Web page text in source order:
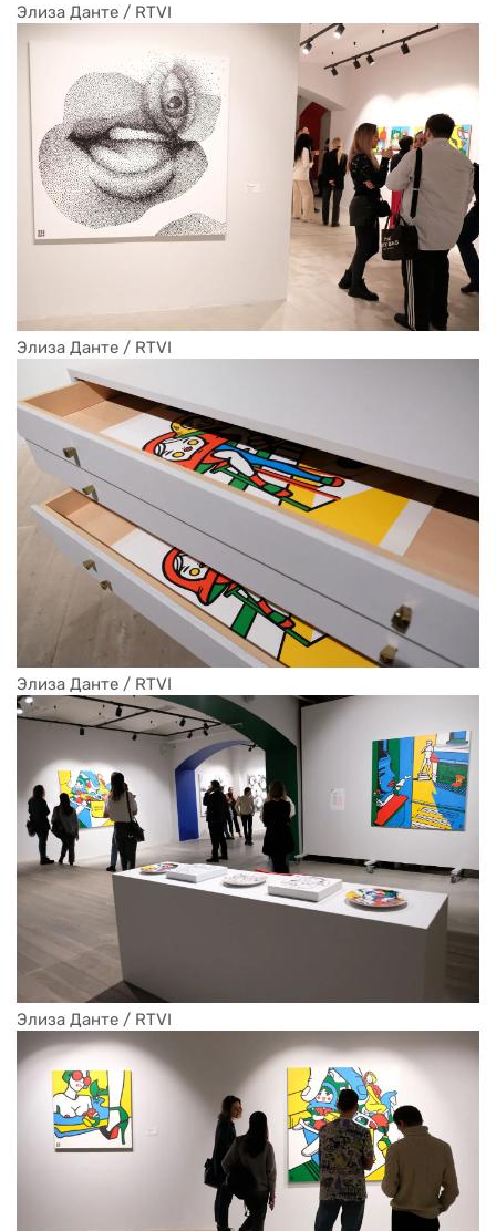
Элиза Данте / RTVI
Элиза Данте / RTVI
Элиза Данте / RTVI
Элиза Данте / RTVI